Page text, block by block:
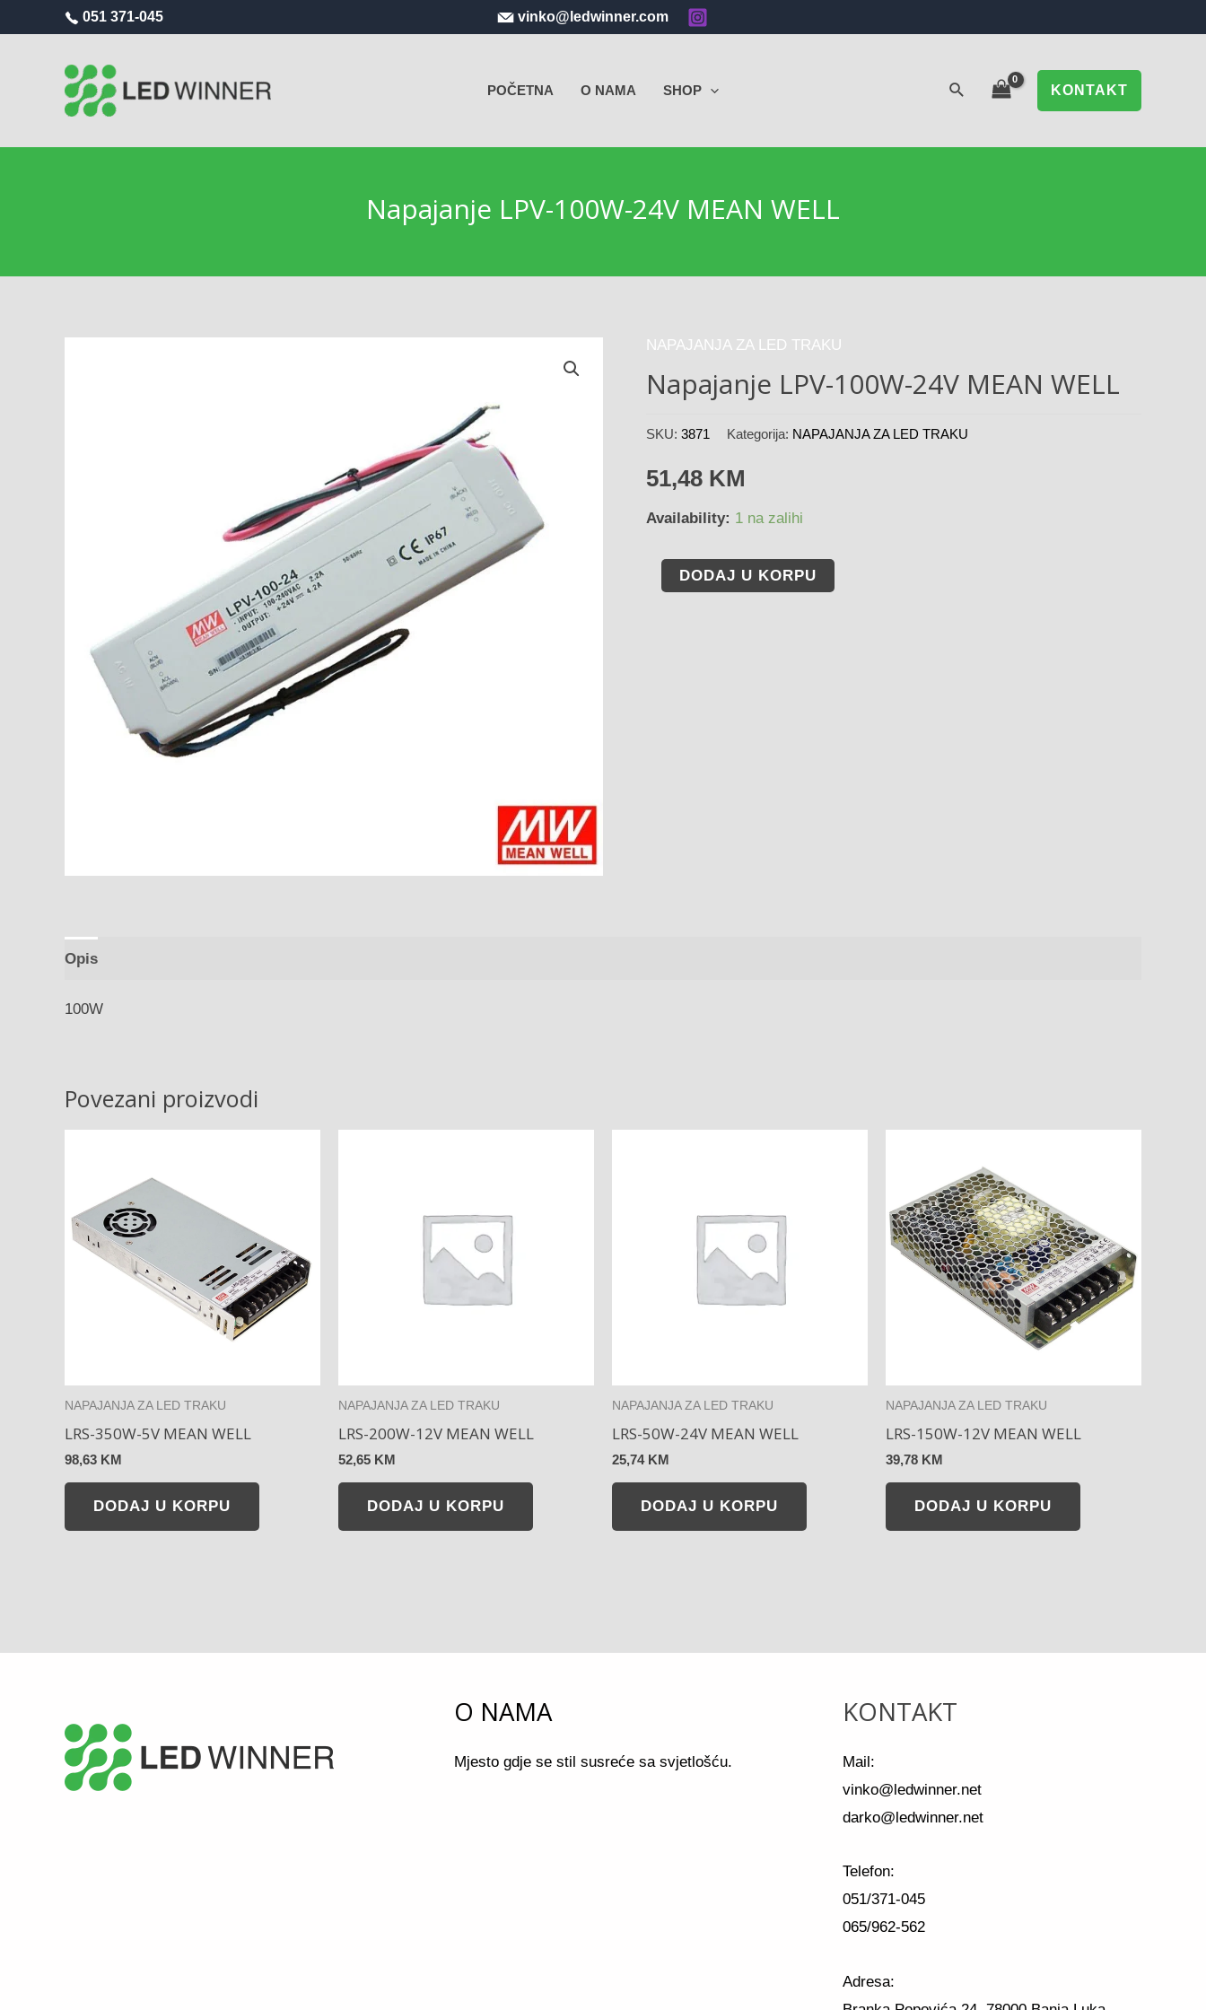
051 371-045 vinko@ledwinner.com
POČETNA O NAMA SHOP KONTAKT
Napajanje LPV-100W-24V MEAN WELL
NAPAJANJA ZA LED TRAKU
Napajanje LPV-100W-24V MEAN WELL
SKU: 3871 Kategorija: NAPAJANJA ZA LED TRAKU
51,48 KM
Availability: 1 na zalihi
DODAJ U KORPU
Opis
100W
Povezani proizvodi
NAPAJANJA ZA LED TRAKU
LRS-350W-5V MEAN WELL
98,63 KM
DODAJ U KORPU
NAPAJANJA ZA LED TRAKU
LRS-200W-12V MEAN WELL
52,65 KM
DODAJ U KORPU
NAPAJANJA ZA LED TRAKU
LRS-50W-24V MEAN WELL
25,74 KM
DODAJ U KORPU
NAPAJANJA ZA LED TRAKU
LRS-150W-12V MEAN WELL
39,78 KM
DODAJ U KORPU
O NAMA
Mjesto gdje se stil susreće sa svjetlošću.
KONTAKT
Mail:
vinko@ledwinner.net
darko@ledwinner.net
Telefon:
051/371-045
065/962-562
Adresa: